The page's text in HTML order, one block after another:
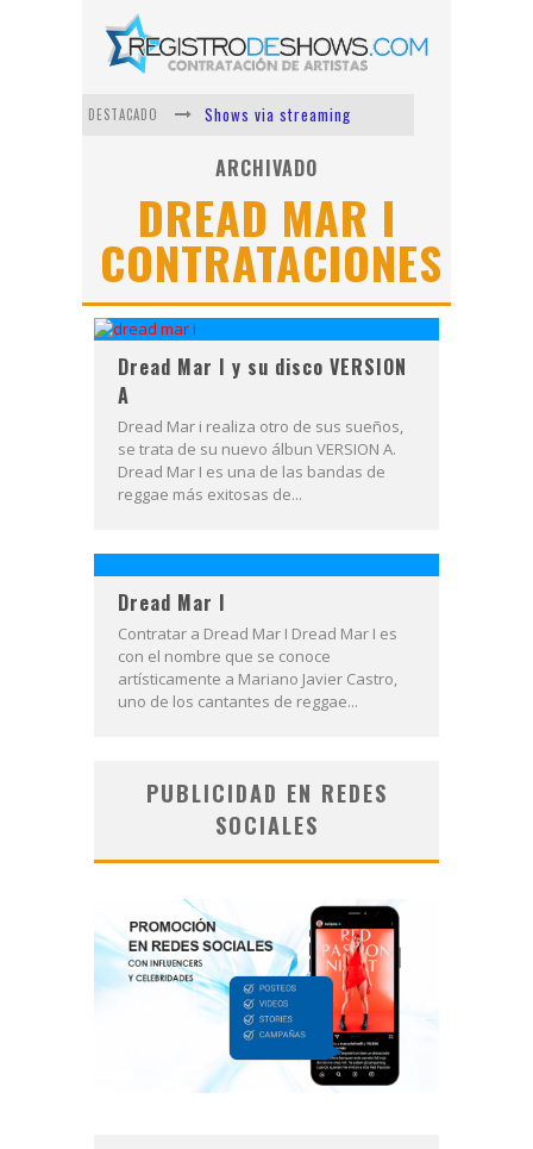
DESTACADO
Shows via streaming
Lit Killah
Nicki Nicole
Duki
Vi Em
ARCHIVADO
DREAD MAR I
CONTRATACIONES
Dread Mar I y su disco VERSION
A
Dread Mar i realiza otro de sus sueños,
se trata de su nuevo álbun VERSION A.
Dread Mar I es una de las bandas de
reggae más exitosas de...
Dread Mar I
Contratar a Dread Mar I Dread Mar I es
con el nombre que se conoce
artísticamente a Mariano Javier Castro,
uno de los cantantes de reggae...
PUBLICIDAD EN REDES
SOCIALES